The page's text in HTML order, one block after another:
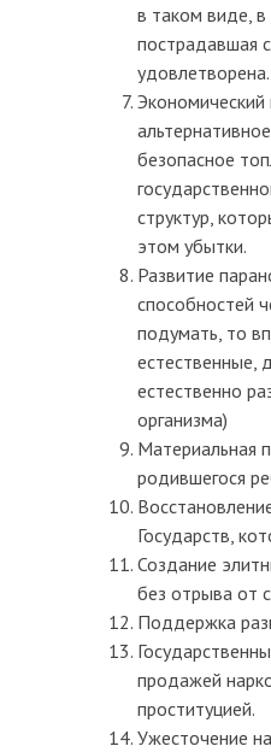
в таком виде,
пострадавшая
удовлетворена.
безопасное
структур,
этом убытки.
Развитие
способностей
подумать, то
естественные,
естественно
организма)
Материальная
родившегося
Государств,
Создание
без отрыва от
Поддержка
продажей
проституцией.
Ужесточение